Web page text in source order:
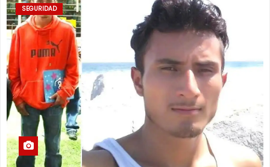
SEGURIDAD